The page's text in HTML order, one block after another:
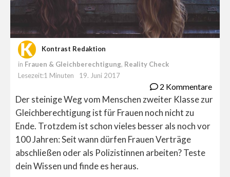
Kontrast Redaktion
in Frauen & Gleichberechtigung, Reality Check
Lesezeit:1 Minuten
19. Juni 2017
2 Kommentare
Der steinige Weg vom Menschen zweiter Klasse zur
Gleichberechtigung ist für Frauen noch nicht zu
Ende. Trotzdem ist schon vieles besser als noch vor
100 Jahren: Seit wann dürfen Frauen Verträge
abschließen oder als Polizistinnen arbeiten? Teste
dein Wissen und finde es heraus.